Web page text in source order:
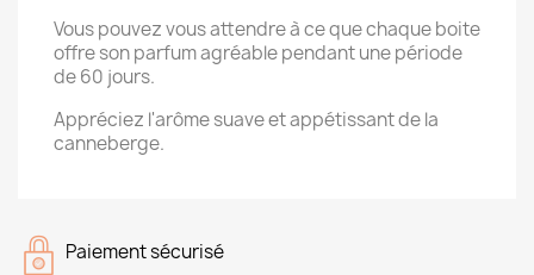
Vous pouvez vous attendre à ce que chaque boite
offre son parfum agréable pendant une période
de 60 jours.
Appréciez l'arôme suave et appétissant de la
canneberge.
Paiement sécurisé